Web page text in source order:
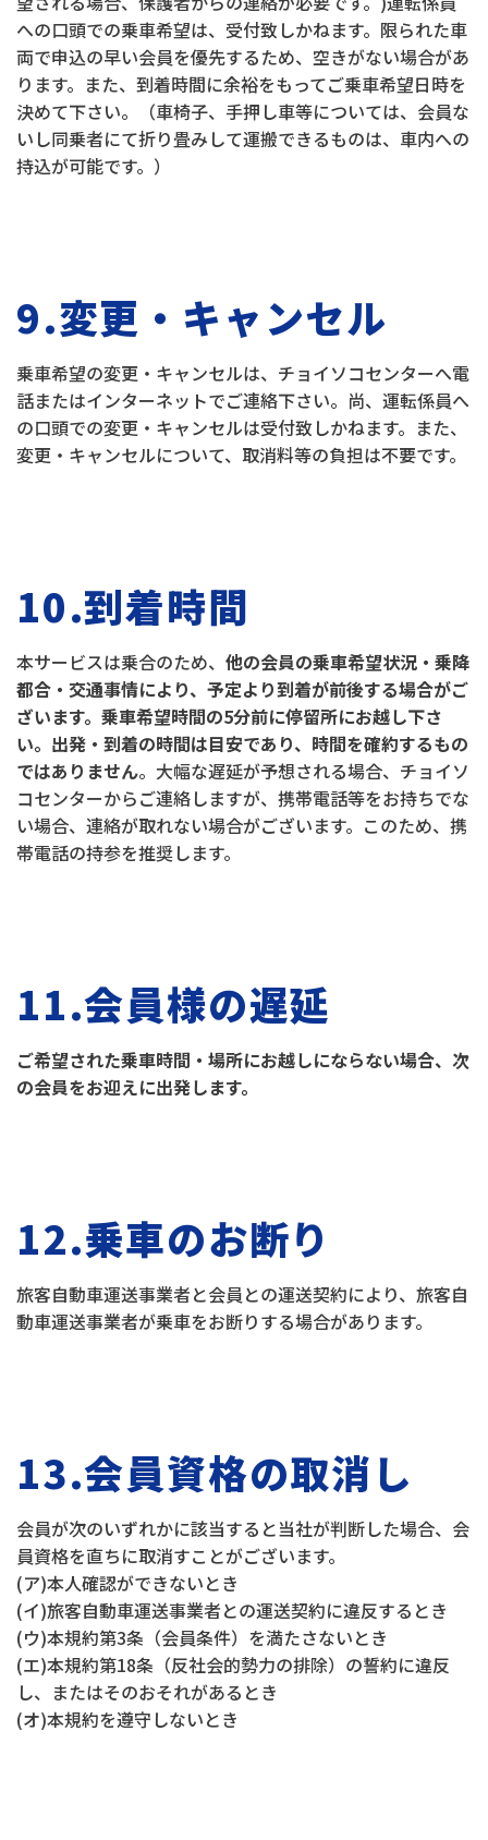
への口頭での乗車希望は、受付致しかねます。限られた車
両で申込の早い会員を優先するため、空きがない場合があ
ります。また、到着時間に余裕をもってご乗車希望日時を
決めて下さい。（車椅子、手押し車等については、会員な
いし同乗者にて折り畳みして運搬できるものは、車内への
持込が可能です。）
9.変更・キャンセル
乗車希望の変更・キャンセルは、チョイソコセンターへ電
話またはインターネットでご連絡下さい。尚、運転係員へ
の口頭での変更・キャンセルは受付致しかねます。また、
変更・キャンセルについて、取消料等の負担は不要です。
10.到着時間
本サービスは乗合のため、 他の会員の乗車希望状況・乗降
都合・交通事情により、予定より到着が前後する場合がご
ざいます。乗車希望時間の5分前に停留所にお越し下さ
い。出発・到着の時間は目安であり、時間を確約するもの
ではありません。大幅な遅延が予想される場合、チョイソ
コセンターからご連絡しますが、携帯電話等をお持ちでな
い場合、連絡が取れない場合がございます。このため、携
帯電話の持参を推奨します。
11.会員様の遅延
ご希望された乗車時間・場所にお越しにならない場合、次
の会員をお迎えに出発します。
12.乗車のお断り
旅客自動車運送事業者と会員との運送契約により、旅客自
動車運送事業者が乗車をお断りする場合があります。
13.会員資格の取消し
会員が次のいずれかに該当すると当社が判断した場合、会
員資格を直ちに取消すことがございます。
(ア)本人確認ができないとき
(イ)旅客自動車運送事業者との運送契約に違反するとき
(ウ)本規約第3条（会員条件）を満たさないとき
(エ)本規約第18条（反社会的勢力の排除）の誓約に違反
し、またはそのおそれがあるとき
(オ)本規約を遵守しないとき